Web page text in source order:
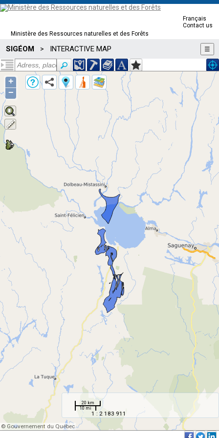
Ministère des Ressources naturelles et des Forêts
Français
Contact us
SIGÉOM > INTERACTIVE MAP ☰
20 km
10 mi
1 : 2 183 911
© Gouvernement du Québec
+
−